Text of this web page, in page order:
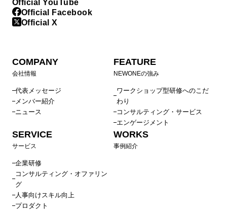
Official YouTube
Official Facebook
Official X
COMPANY
会社情報
代表メッセージ
メンバー紹介
ニュース
FEATURE
NEWONEの強み
ワークショップ型研修へのこだ
わり
コンサルティング・サービス
エンゲージメント
SERVICE
サービス
企業研修
コンサルティング・オファリン
グ
人事向けスキル向上
プロダクト
WORKS
事例紹介